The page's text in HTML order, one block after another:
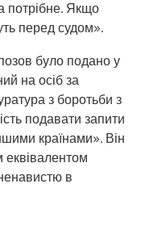
потрібне. Якщо
перед судом».
було подано у
на осіб за
з боротьби з
подавати запити
країнами». Він
в